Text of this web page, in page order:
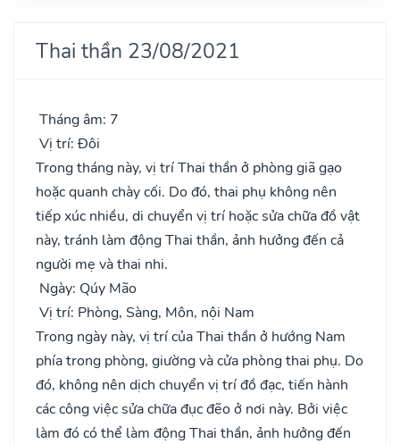
Thai thần 23/08/2021
Tháng âm: 7
Vị trí: Đôi
Trong tháng này, vị trí Thai thần ở phòng giã gạo
hoặc quanh chày cối. Do đó, thai phụ không nên
tiếp xúc nhiều, di chuyển vị trí hoặc sửa chữa đồ vật
này, tránh làm động Thai thần, ảnh hưởng đến cả
người mẹ và thai nhi.
Ngày: Qúy Mão
Vị trí: Phòng, Sàng, Môn, nội Nam
Trong ngày này, vị trí của Thai thần ở hướng Nam
phía trong phòng, giường và cửa phòng thai phụ. Do
đó, không nên dịch chuyển vị trí đồ đạc, tiến hành
các công việc sửa chữa đục đẽo ở nơi này. Bởi việc
làm đó có thể làm động Thai thần, ảnh hưởng đến